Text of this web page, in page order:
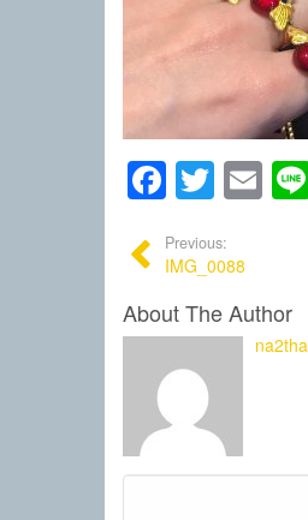
Previous:
IMG_0088
About The Author